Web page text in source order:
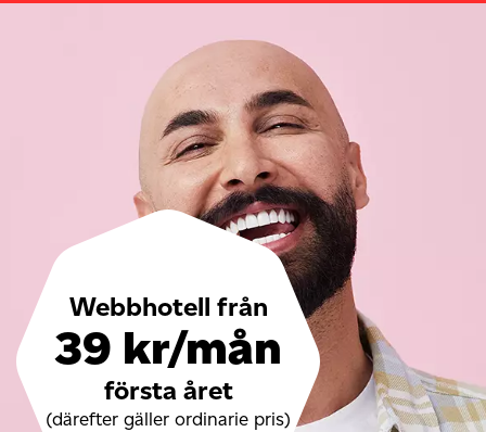
Webbhotell från
39 kr/mån
första året
(därefter gäller ordinarie pris)